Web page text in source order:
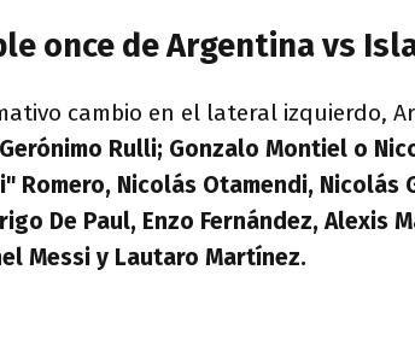
once de Argentina vs
cambio en el lateral izquierdo,
Gerónimo Rulli; Gonzalo Montiel o
Romero, Nicolás Otamendi, Nicolás
De Paul, Enzo Fernández, Alexis
Messi y Lautaro Martínez.